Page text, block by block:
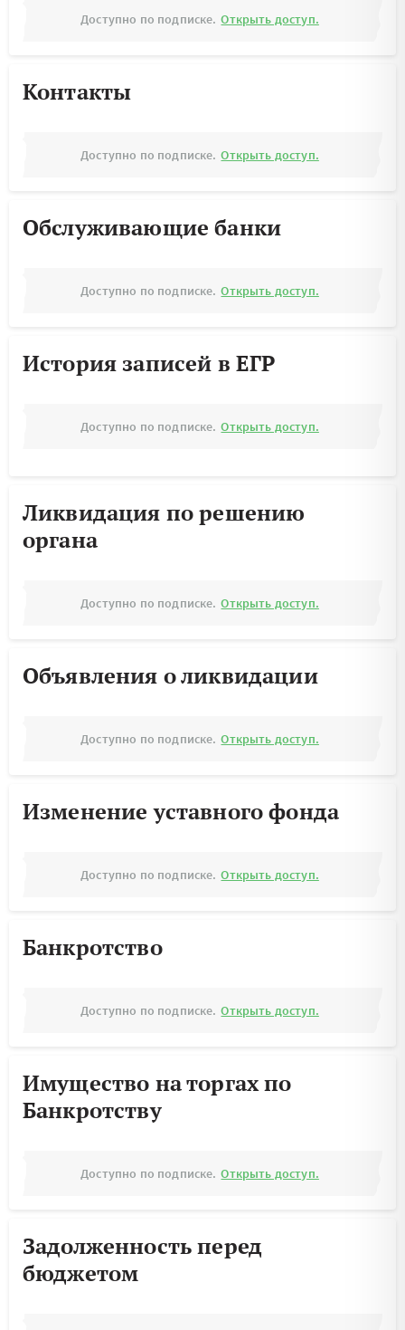
Доступно по подписке. Открыть доступ.
Контакты
Доступно по подписке. Открыть доступ.
Обслуживающие банки
Доступно по подписке. Открыть доступ.
История записей в ЕГР
Доступно по подписке. Открыть доступ.
Ликвидация по решению
органа
Доступно по подписке. Открыть доступ.
Объявления о ликвидации
Доступно по подписке. Открыть доступ.
Изменение уставного фонда
Доступно по подписке. Открыть доступ.
Банкротство
Доступно по подписке. Открыть доступ.
Имущество на торгах по
Банкротству
Доступно по подписке. Открыть доступ.
Задолженность перед
бюджетом